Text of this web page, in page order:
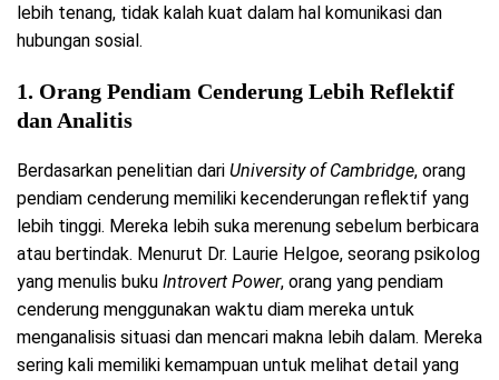
lebih tenang, tidak kalah kuat dalam hal komunikasi dan
hubungan sosial.
1. Orang Pendiam Cenderung Lebih Reflektif
dan Analitis
Berdasarkan penelitian dari University of Cambridge, orang
pendiam cenderung memiliki kecenderungan reflektif yang
lebih tinggi. Mereka lebih suka merenung sebelum berbicara
atau bertindak. Menurut Dr. Laurie Helgoe, seorang psikolog
yang menulis buku Introvert Power, orang yang pendiam
cenderung menggunakan waktu diam mereka untuk
menganalisis situasi dan mencari makna lebih dalam. Mereka
sering kali memiliki kemampuan untuk melihat detail yang